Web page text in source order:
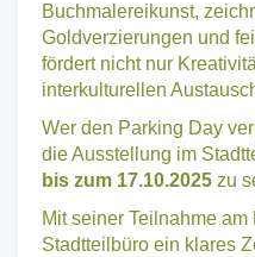
Buchmalereikunst,
Goldverzierungen und
fördert nicht nur
interkulturellen
Wer den Parking Day
die Ausstellung im
bis zum 17.10.2025 zu
Mit seiner Teilnahme
Stadtteilbüro ein klares